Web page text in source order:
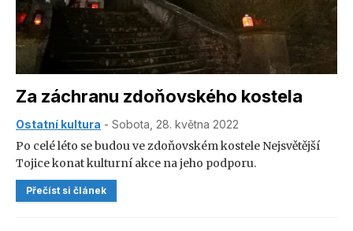
Za záchranu zdoňovského kostela
Ostatní kultura - Sobota, 28. května 2022
Po celé léto se budou ve zdoňovském kostele Nejsvětější
Tojice konat kulturní akce na jeho podporu.
Přečíst si článek